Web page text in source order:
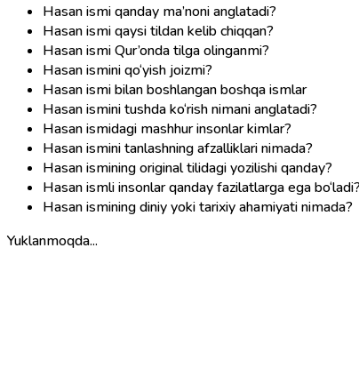
Hasan ismi qanday ma’noni anglatadi?
Hasan ismi qaysi tildan kelib chiqqan?
Hasan ismi Qur’onda tilga olinganmi?
Hasan ismini qo‘yish joizmi?
Hasan ismi bilan boshlangan boshqa ismlar
Hasan ismini tushda ko‘rish nimani anglatadi?
Hasan ismidagi mashhur insonlar kimlar?
Hasan ismini tanlashning afzalliklari nimada?
Hasan ismining original tilidagi yozilishi qanday?
Hasan ismli insonlar qanday fazilatlarga ega
Hasan ismining diniy yoki tarixiy ahamiyati nimada?
Yuklanmoqda...